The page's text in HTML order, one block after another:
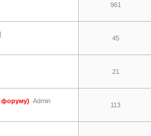
961
]
45
21
форуму)
Admin
113